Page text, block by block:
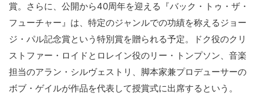
賞。さらに、公開から40周年を迎える『バック・トゥ・ザ・
フューチャー』は、特定のジャンルでの功績を称えるジョー
ジ・パル記念賞という特別賞を贈られる予定。ドク役のクリ
ストファー・ロイドとロレイン役のリー・トンプソン、音楽
担当のアラン・シルヴェストリ、脚本家兼プロデューサーの
ボブ・ゲイルが作品を代表して授賞式に出席するという。